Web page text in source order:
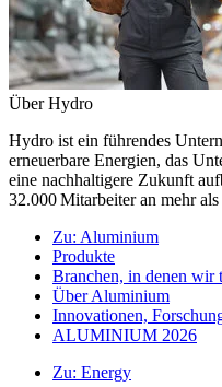
Über Hydro
Hydro ist ein führendes
erneuerbare Energien, das
eine nachhaltigere Zukunft
32.000 Mitarbeiter an mehr
Zu: Aluminium
Produkte
Branchen, in denen wir
Über Aluminium
Innovationen,
ALUMINIUM 2026
Zu: Energy